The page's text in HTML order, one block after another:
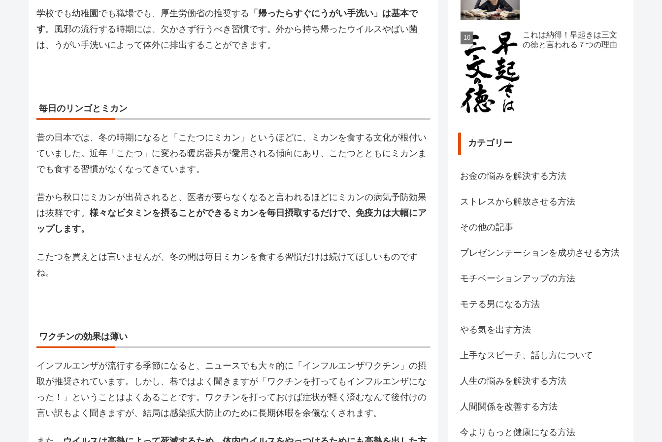
学校でも幼稚園でも職場でも、厚生労働省の推奨する 「帰ったらすぐにうがい手洗い」は基本で
す。風邪の流行する時期には、欠かさず行うべき習慣です。外から持ち帰ったウイルスやばい菌
は、うがい手洗いによって体外に排出することができます。
毎日のリンゴとミカン
昔の日本では、冬の時期になると「こたつにミカン」というほどに、ミカンを食する文化が根付い
ていました。近年「こたつ」に変わる暖房器具が愛用される傾向にあり、こたつとともにミカンま
でも食する習慣がなくなってきています。
昔から秋口にミカンが出荷されると、医者が要らなくなると言われるほどにミカンの病気予防効果
は抜群です。 様々なビタミンを摂ることができるミカンを毎日摂取するだけで、免疫力は大幅にア
ップします。
こたつを買えとは言いませんが、冬の間は毎日ミカンを食する習慣だけは続けてほしいものです
ね。
ワクチンの効果は薄い
インフルエンザが流行する季節になると、ニュースでも大々的に「インフルエンザワクチン」の摂
取が推奨されています。しかし、巷ではよく聞きますが「ワクチンを打ってもインフルエンザにな
った！」ということはよくあることです。ワクチンを打っておけば症状が軽く済むなんて後付けの
言い訳もよく聞きますが、結局は感染拡大防止のために長期休暇を余儀なくされます。
これは納得！早起きは三文
の徳と言われる７つの理由
カテゴリー
お金の悩みを解決する方法
ストレスから解放させる方法
その他の記事
プレゼンンテーションを成功させる方法
モチベーションアップの方法
モテる男になる方法
やる気を出す方法
上手なスピーチ、話し方について
人生の悩みを解決する方法
人間関係を改善する方法
今よりもっと健康になる方法